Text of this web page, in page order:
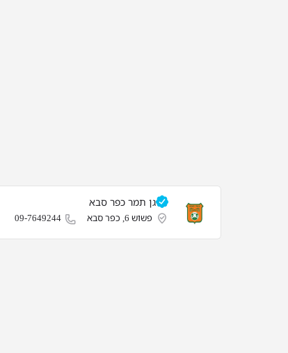
גן תמר כפר סבא
פשוש 6, כפר סבא 09-7649244